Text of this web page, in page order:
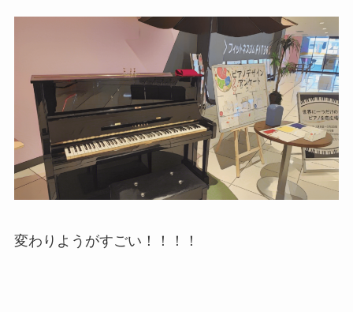
変わりようがすごい！！！！